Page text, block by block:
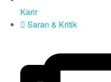
Karir
Saran & Kritik